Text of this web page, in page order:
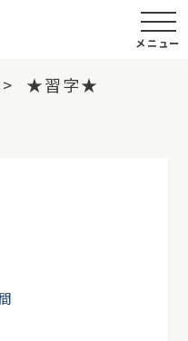
メニュー
★習字★